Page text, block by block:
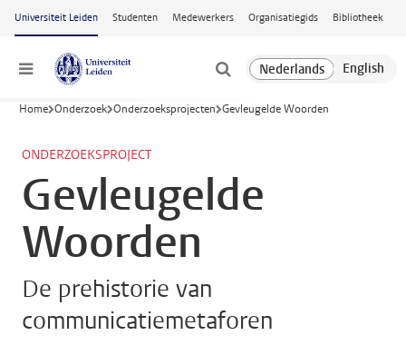
Ga naar hoofdinhoud
Universiteit Leiden Studenten Medewerkers Organisatiegids Bibliotheek
Menu
Home Onderzoek Onderzoeksprojecten Gevleugelde Woorden
ONDERZOEKSPROJECT
Gevleugelde
Woorden
De prehistorie van
communicatiemetaforen